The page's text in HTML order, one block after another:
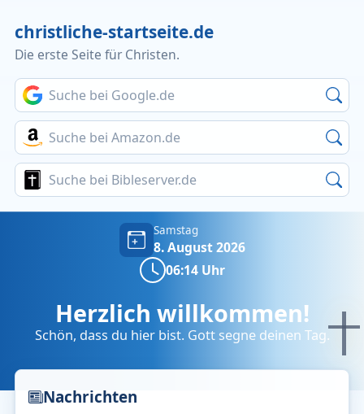
christliche-startseite.de
Die erste Seite für Christen.
Suche bei Google.de
Suche bei Amazon.de
Suche bei Bibleserver.de
Samstag
8. August 2026
06:14 Uhr
Herzlich willkommen!
Schön, dass du hier bist. Gott segne deinen Tag.
Nachrichten